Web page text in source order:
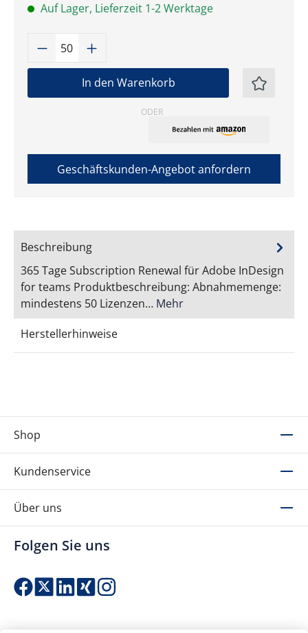
Auf Lager, Lieferzeit 1-2 Werktage
Produkt Anzahl: Gib den
In den Warenkorb
ODER
Geschäftskunden-Angebot anfordern
Beschreibung
365 Tage Subscription Renewal für Adobe InDesign
for teams Produktbeschreibung: Abnahmemenge:
mindestens 50 Lizenzen… Mehr
Herstellerhinweise
Shop
Kundenservice
Über uns
Folgen Sie uns